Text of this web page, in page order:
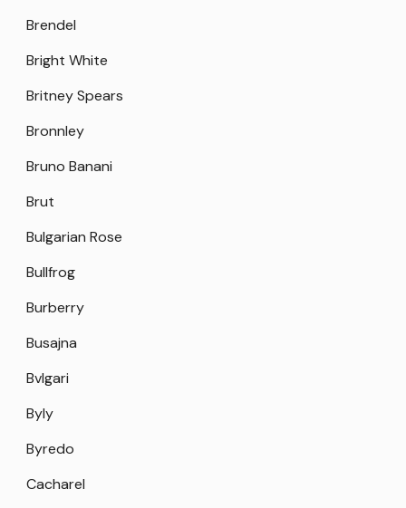
Brendel
Bright White
Britney Spears
Bronnley
Bruno Banani
Brut
Bulgarian Rose
Bullfrog
Burberry
Busajna
Bvlgari
Byly
Byredo
Cacharel